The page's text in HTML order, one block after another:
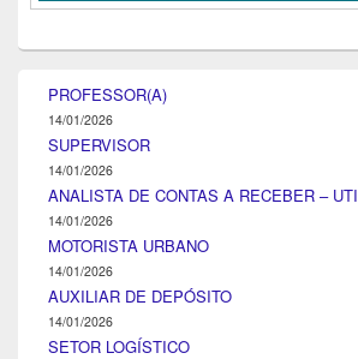
PROFESSOR(A)
14/01/2026
SUPERVISOR
14/01/2026
ANALISTA DE CONTAS A RECEBER – UTI
14/01/2026
MOTORISTA URBANO
14/01/2026
AUXILIAR DE DEPÓSITO
14/01/2026
SETOR LOGÍSTICO